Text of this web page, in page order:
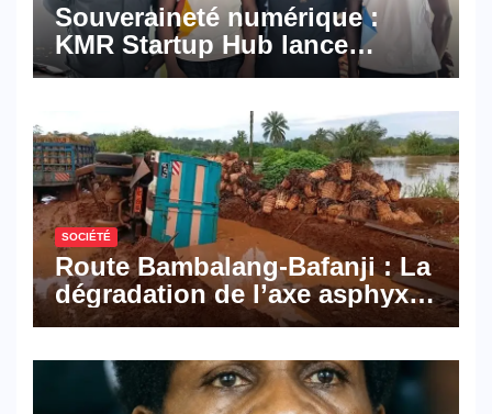
Souveraineté numérique :
KMR Startup Hub lance
Pyramid Browser et Pyramid
numériques made in
Cameroon
SOCIÉTÉ
Route Bambalang-Bafanji : La
dégradation de l’axe asphyxie
les activités économiques